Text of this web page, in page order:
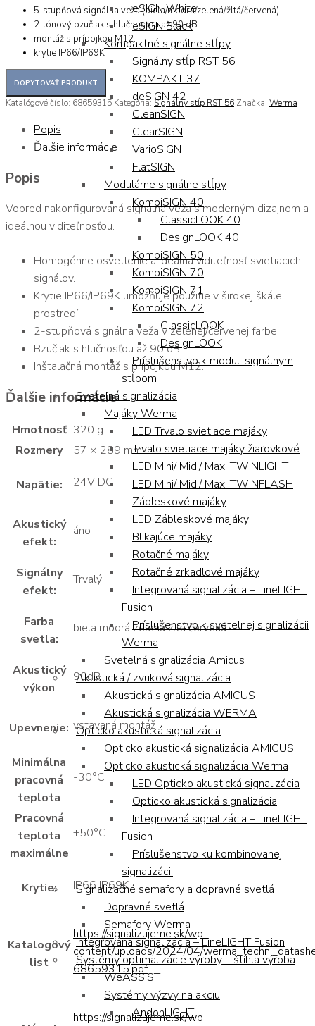
eSIGN White
eSIGN Black
Kompaktné signálne stĺpy
Signálny stĺp RST 56
KOMPAKT 37
deSIGN 42
CleanSIGN
ClearSIGN
VarioSIGN
FlatSIGN
Modulárne signálne stĺpy
KombiSIGN 40
ClassicLOOK 40
DesignLOOK 40
KombiSIGN 50
KombiSIGN 70
KombiSIGN 71
KombiSIGN 72
ClassicLOOK
DesignLOOK
Príslušenstvo k modul. signálnym
stĺpom
Svetelná signalizácia
Majáky Werma
LED Trvalo svietiace majáky
Trvalo svietiace majáky žiarovkové
LED Mini/ Midi/ Maxi TWINLIGHT
LED Mini/ Midi/ Maxi TWINFLASH
Zábleskové majáky
LED Zábleskové majáky
Blikajúce majáky
Rotačné majáky
Rotačné zrkadlové majáky
Integrovaná signalizácia – LineLIGHT
Fusion
Príslušenstvo k svetelnej signalizácii
Werma
Svetelná signalizácia Amicus
Akustická / zvuková signalizácia
Akustická signalizácia AMICUS
Akustická signalizácia WERMA
Opticko akustická signalizácia
Opticko akustická signalizácia AMICUS
Opticko akustická signalizácia Werma
LED Opticko akustická signalizácia
Opticko akustická signalizácia
Integrovaná signalizácia – LineLIGHT
Fusion
Príslušenstvo ku kombinovanej
signalizácii
Signalizačné semafory a dopravné svetlá
Dopravné svetlá
Semafory Werma
Integrovaná signalizácia – LineLIGHT Fusion
Systémy optimalizácie výroby – štíhla výroba
WeASSIST
Systémy výzvy na akciu
AndonLIGHT
5-stupňová signálna veža (biela/modrá/zelená/žltá/červená)
2-tónový bzučiak s hlučnosťou až 90 dB.
montáž s prípojkou M12.
krytie IP66/IP69K
Katalógové číslo: 68659315 Kategória:Signálny stĺp RST 56 Značka: Werma
Popis
Ďalšie informácie
Popis
Vopred nakonfigurovaná signálna veža s moderným dizajnom a
ideálnou viditeľnosťou.
Homogénne osvetlenie a ideálna viditeľnosť svietiacich
signálov.
Krytie IP66/IP69K umožňuje použitie v širokej škále
prostredí.
2-stupňová signálna veža v zelenej/červenej farbe.
Bzučiak s hlučnosťou až 90 dB.
Inštalačná montáž s prípojkou M12.
Ďalšie informácie
Hmotnosť 320 g
Rozmery
57 × 289 mm
Napätie: 24V DC
Akustický
efekt:
áno
Signálny
efekt:
Trvalý
Farba
svetla:
biela modrá zelená žltá červená
Akustický
výkon
90dB
Upevnenie: vstavaná montáž
Minimálna
pracovná
teplota
-30°C
Pracovná
teplota
maximálne
+50°C
Krytie: IP66 IP69K
Katalogový
list
https://signalizujeme.sk/wp-
content/uploads/2024/04/
68659315.pdf
https://signalizujeme.sk/wp-